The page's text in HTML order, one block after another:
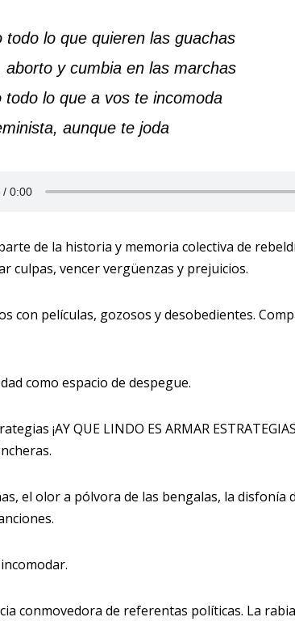
todo lo que quieren las guachas
aborto y cumbia en las marchas
todo lo que a vos te incomoda
aunque te joda
de la historia y memoria colectiva de
culpas, vencer vergüenzas y prejuicios.
con películas, gozosos y desobedientes.
como espacio de despegue.
¡AY QUE LINDO ES ARMAR
el olor a pólvora de las bengalas, la disfonía
conmovedora de referentas políticas. La